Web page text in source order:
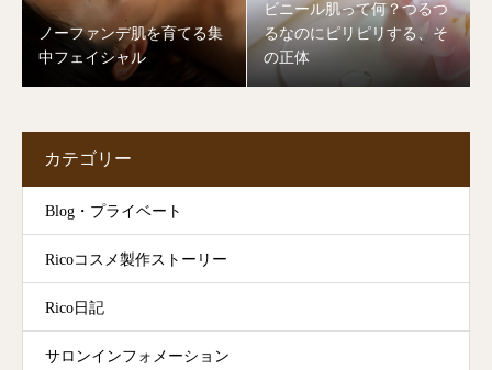
ノーファンデ肌を育てる集
中フェイシャル
ビニール肌って何？つるつ
るなのにピリピリする、そ
の正体
カテゴリー
Blog・プライベート
Ricoコスメ製作ストーリー
Rico日記
サロンインフォメーション